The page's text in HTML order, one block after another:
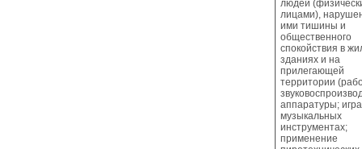
людей
лицами),
ими тишины и
общественного
спокойствия в
зданиях и на
прилегающей
территории
аппаратуры;
музыкальных
инструментах;
применение